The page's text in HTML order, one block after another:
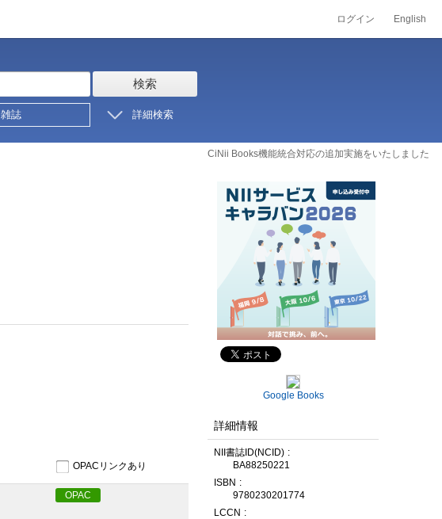
ログイン English
検索
雑誌 詳細検索
CiNii Books機能統合対応の追加実施をいたしました
OPACリンクあり
OPAC
Google Books
詳細情報
NII書誌ID(NCID)
BA88250221
ISBN
9780230201774
LCCN